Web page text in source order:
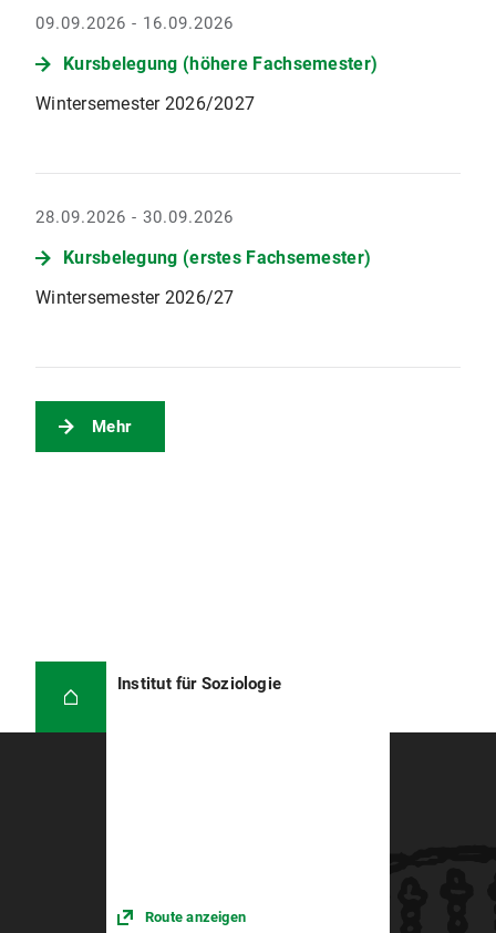
09.09.2026 - 16.09.2026
Kursbelegung (höhere Fachsemester)
Wintersemester 2026/2027
28.09.2026 - 30.09.2026
Kursbelegung (erstes Fachsemester)
Wintersemester 2026/27
Mehr
Institut für Soziologie
Route anzeigen